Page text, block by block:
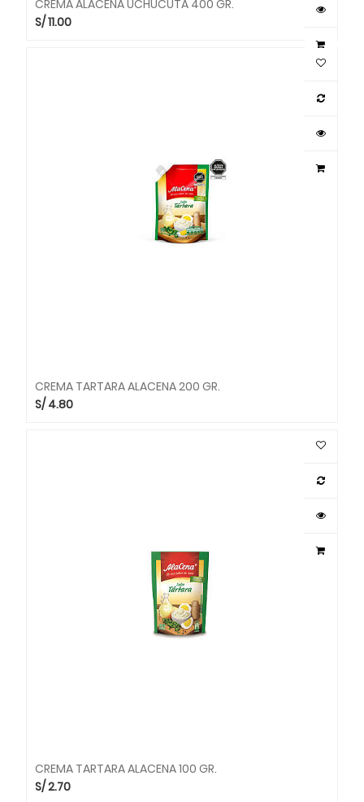
CREMA ALACENA UCHUCUTA 400 GR.
S/11.00
CREMA TARTARA ALACENA 200 GR.
S/4.80
CREMA TARTARA ALACENA 100 GR.
S/2.70